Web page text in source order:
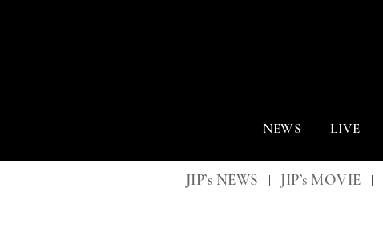
NEWS LIVE
JIP’s NEWS | JIP’s MOVIE |